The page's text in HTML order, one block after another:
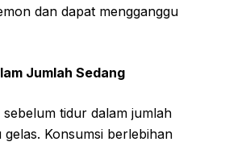
dan dapat mengganggu
Jumlah Sedang
tidur dalam jumlah
Konsumsi berlebihan